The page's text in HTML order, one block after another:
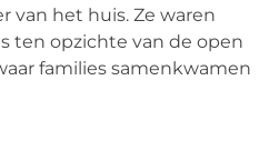
van het huis. Ze waren
ten opzichte van de open
families samenkwamen